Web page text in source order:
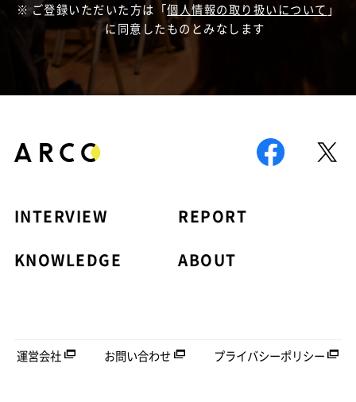
ご登録いただいた方は「個人情報の取り扱いについて 」
に同意したものとみなします
INTERVIEW
REPORT
KNOWLEDGE
ABOUT
運営会社 お問い合わせ プライバシーポリシー